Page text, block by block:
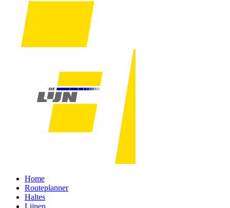
Home
Routeplanner
Haltes
Lijnen